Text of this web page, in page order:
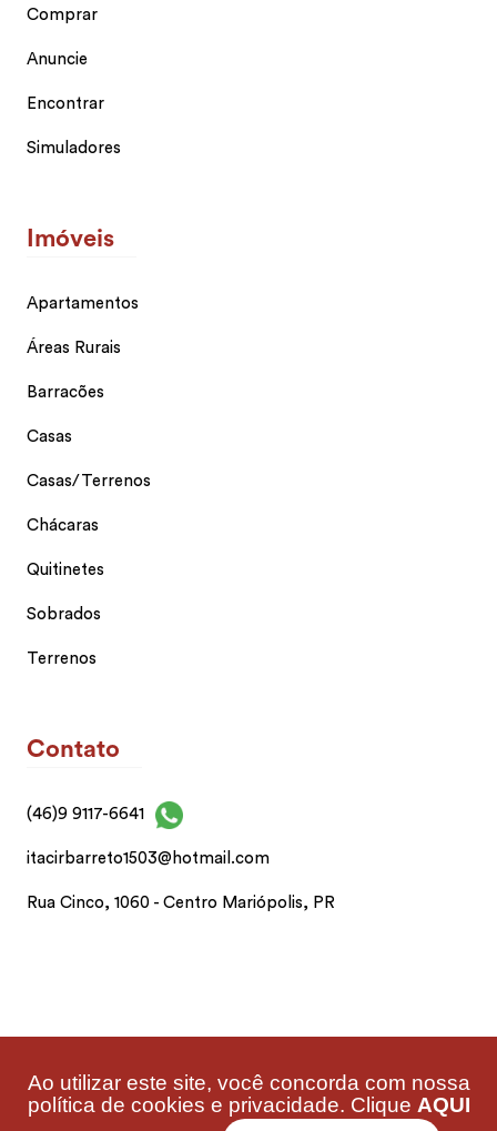
Ao utilizar este site, você concorda com nossa
política de cookies e privacidade. Clique AQUI
Comprar
Anuncie
Encontrar
Simuladores
Imóveis
Apartamentos
Áreas Rurais
Barracões
Casas
Casas/Terrenos
Chácaras
Quitinetes
Sobrados
Terrenos
Contato
(46)9 9117-6641
itacirbarreto1503@hotmail.com
Rua Cinco, 1060 - Centro Mariópolis, PR
Barreto Corretor de Imóveis 2026 | CRECI: F22772 -
CNAI 13834 | Desenvolvido por Imonov & Si9sistemas